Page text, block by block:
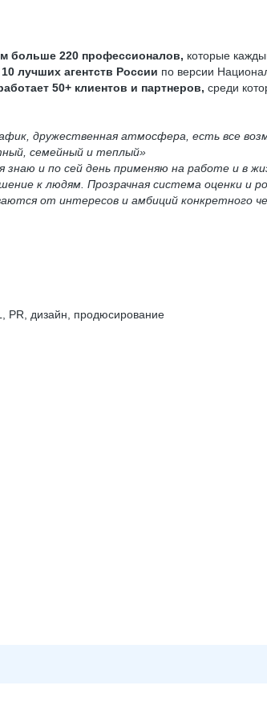
больше 220 профессионалов, которые
лучших агентств России по версии
50+ клиентов и партнеров, среди
дружественная атмосфера, есть все
семейный и теплый»
знаю и по сей день применяю на работе и в
к людям. Прозрачная система оценки
от интересов и амбиций конкретного
PR, дизайн, продюсирование